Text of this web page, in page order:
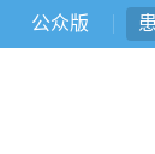
公众版